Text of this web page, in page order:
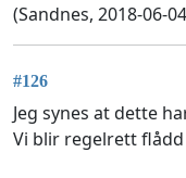
(Sandnes, 2018-06-
#126
Jeg synes at dette
Vi blir regelrett